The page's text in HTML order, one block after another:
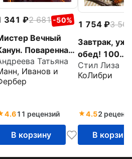
341 2 681 -50%
Вечный
Поваренная
дляТатьяна
Иванов и
4.611 рецензий
В корзину
1 754
3 507
Завтрак,
обед! 100
кулинарных
шедевров,
хитростей и
вариаций
Стил Лиза
КоЛибри
4.52
В корзину